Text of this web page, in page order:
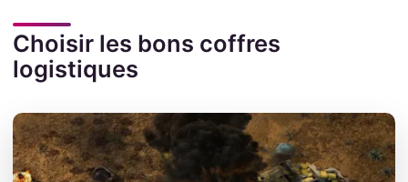
Choisir les bons coffres
logistiques